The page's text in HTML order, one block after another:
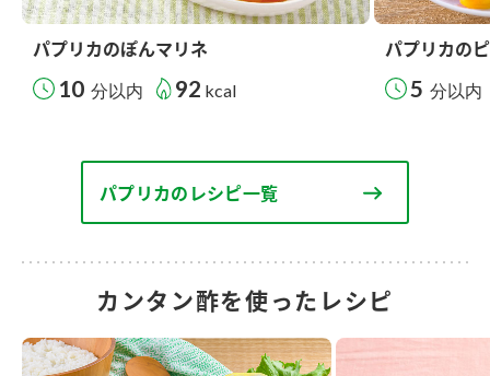
パプリカのぽんマリネ
10 分以内 92 kcal
パプリカの
5 分以内
パプリカのレシピ一覧
カンタン酢を使ったレシピ